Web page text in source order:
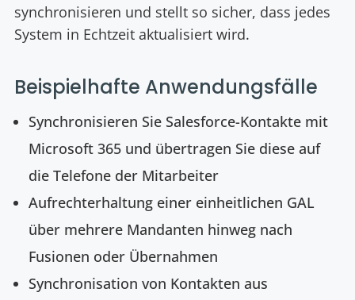
synchronisieren und stellt so sicher, dass jedes
System in Echtzeit aktualisiert wird.
Beispielhafte Anwendungsfälle
Synchronisieren Sie Salesforce-Kontakte mit
Microsoft 365 und übertragen Sie diese auf
die Telefone der Mitarbeiter
Aufrechterhaltung einer einheitlichen GAL
über mehrere Mandanten hinweg nach
Fusionen oder Übernahmen
Synchronisation von Kontakten aus